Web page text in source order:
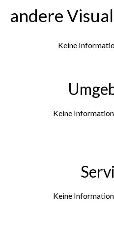
andere
Keine
Keine
Keine